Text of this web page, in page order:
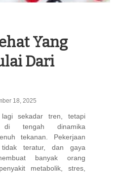
Yang
Dari
18, 2025
sekadar tren, tetapi
di tengah dinamika
tekanan. Pekerjaan
teratur, dan gaya
banyak orang
metabolik, stres,